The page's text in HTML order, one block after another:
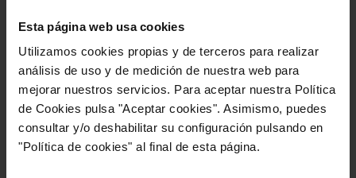
Esta página web usa cookies
Utilizamos cookies propias y de terceros para realizar
análisis de uso y de medición de nuestra web para
mejorar nuestros servicios. Para aceptar nuestra Política
de Cookies pulsa "Aceptar cookies". Asimismo, puedes
consultar y/o deshabilitar su configuración pulsando en
"Política de cookies" al final de esta página.
Opinión de: Anónimo
¿Qué te ha gustado más?
Muy profesionales en su
trato y buenas referencias en cuanto a trabajos previos.
Opinión realizada en: 12/03/2018